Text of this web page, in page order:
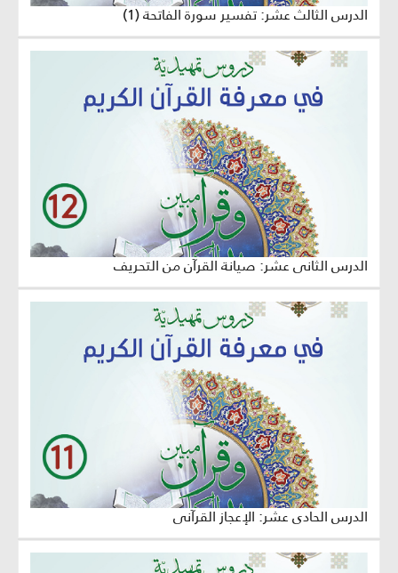
الدرس الثالث عشر: تفسير سورة الفاتحة (1)
الدرس الثاني عشر: صيانة القرآن من التحريف
الدرس الحادي عشر: الإعجاز القرآني